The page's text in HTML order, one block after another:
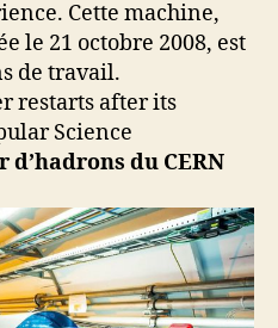
Cette machine,
le 21 octobre 2008, est
de travail.
du CERN